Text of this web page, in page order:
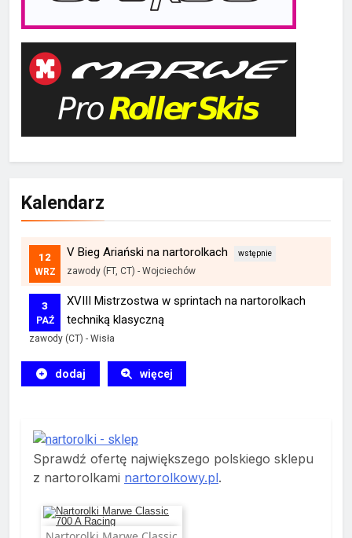
Kalendarz
12
WRZ
V Bieg Ariański na nartorolkach
zawody (FT, CT) - Wojciechów
3
PAŹ
XVIII Mistrzostwa w sprintach na nartorolkach
techniką klasyczną
zawody (CT) - Wisła
dodaj więcej
Sprawdź ofertę największego polskiego sklepu
z nartorolkami nartorolkowy.pl.